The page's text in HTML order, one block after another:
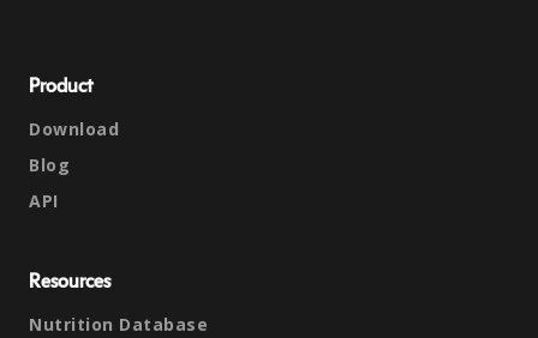
Product
Download
Blog
API
Resources
Nutrition Database